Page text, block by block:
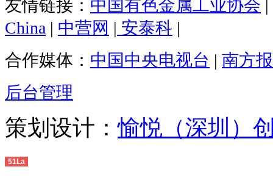
友情链接： 中国有色金属工业协会
China | 中营网 | 安泰科 |
合作媒体： 中国中央电视台 | 南方
后台管理
策划设计：愉悦（深圳）
51La